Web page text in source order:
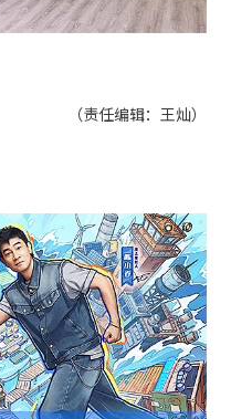
（责任编辑：王灿）